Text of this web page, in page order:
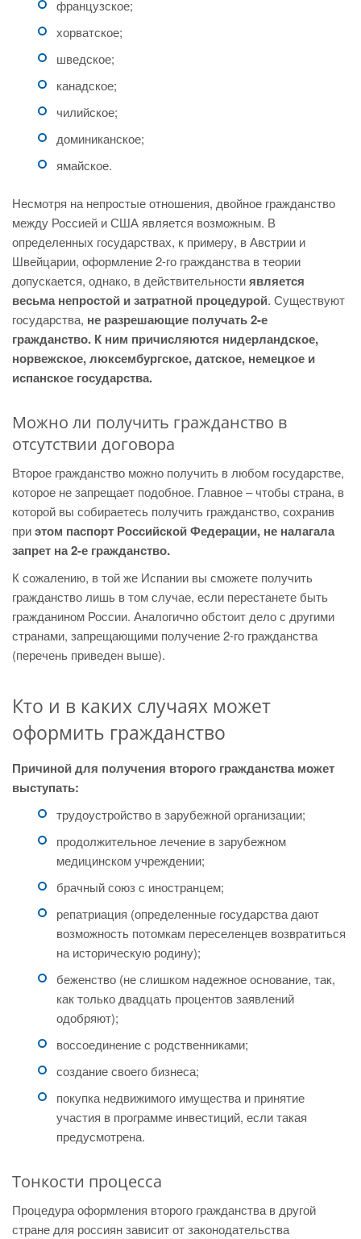
французское;
хорватское;
шведское;
канадское;
чилийское;
доминиканское;
ямайское.
Несмотря на непростые отношения, двойное гражданство
между Россией и США является возможным. В
определенных государствах, к примеру, в Австрии и
Швейцарии, оформление 2-го гражданства в теории
допускается, однако, в действительностиявляется
весьма непростой и затратной процедурой. Существуют
государства, не разрешающие получать 2-е
гражданство. К ним причисляются нидерландское,
норвежское, люксембургское, датское, немецкое и
испанское государства.
Можно ли получить гражданство в
отсутствии договора
Второе гражданство можно получить в любом государстве,
которое не запрещает подобное. Главное – чтобы страна, в
которой вы собираетесь получить гражданство, сохранив
приэтом паспорт Российской Федерации, не налагала
запрет на 2-е гражданство.
К сожалению, в той же Испании вы сможете получить
гражданство лишь в том случае, если перестанете быть
гражданином России. Аналогично обстоит дело с другими
странами, запрещающими получение 2-го гражданства
(перечень приведен выше).
Кто и в каких случаях может
оформить гражданство
Причиной для получения второго гражданства может
выступать:
трудоустройство в зарубежной организации;
продолжительное лечение в зарубежном
медицинском учреждении;
брачный союз с иностранцем;
репатриация (определенные государства дают
возможность потомкам переселенцев возвратиться
на историческую родину);
беженство (не слишком надежное основание, так,
как только двадцать процентов заявлений
одобряют);
воссоединение с родственниками;
создание своего бизнеса;
покупка недвижимого имущества и принятие
участия в программе инвестиций, если такая
предусмотрена.
Тонкости процесса
Процедура оформления второго гражданства в другой
стране для россиян зависит от законодательства